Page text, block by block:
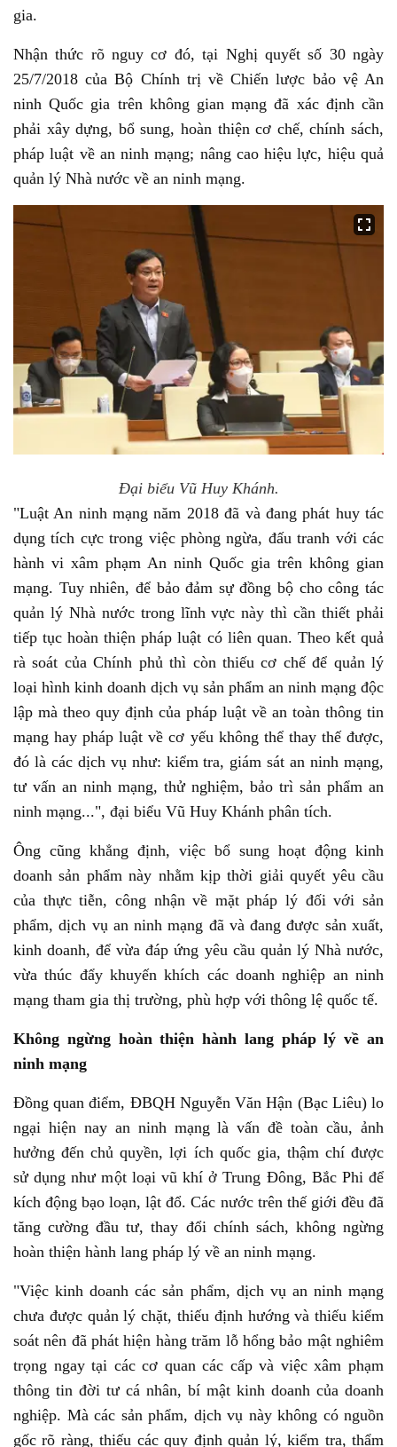
gia.
Nhận thức rõ nguy cơ đó, tại Nghị quyết số 30 ngày
25/7/2018 của Bộ Chính trị về Chiến lược bảo vệ An
ninh Quốc gia trên không gian mạng đã xác định cần
phải xây dựng, bổ sung, hoàn thiện cơ chế, chính sách,
pháp luật về an ninh mạng; nâng cao hiệu lực, hiệu quả
quản lý Nhà nước về an ninh mạng.
Đại biểu Vũ Huy Khánh.
"Luật An ninh mạng năm 2018 đã và đang phát huy tác
dụng tích cực trong việc phòng ngừa, đấu tranh với các
hành vi xâm phạm An ninh Quốc gia trên không gian
mạng. Tuy nhiên, để bảo đảm sự đồng bộ cho công tác
quản lý Nhà nước trong lĩnh vực này thì cần thiết phải
tiếp tục hoàn thiện pháp luật có liên quan. Theo kết quả
rà soát của Chính phủ thì còn thiếu cơ chế để quản lý
loại hình kinh doanh dịch vụ sản phẩm an ninh mạng độc
lập mà theo quy định của pháp luật về an toàn thông tin
mạng hay pháp luật về cơ yếu không thể thay thế được,
đó là các dịch vụ như: kiểm tra, giám sát an ninh mạng,
tư vấn an ninh mạng, thử nghiệm, bảo trì sản phẩm an
ninh mạng...", đại biểu Vũ Huy Khánh phân tích.
Ông cũng khẳng định, việc bổ sung hoạt động kinh
doanh sản phẩm này nhằm kịp thời giải quyết yêu cầu
của thực tiễn, công nhận về mặt pháp lý đối với sản
phẩm, dịch vụ an ninh mạng đã và đang được sản xuất,
kinh doanh, để vừa đáp ứng yêu cầu quản lý Nhà nước,
vừa thúc đẩy khuyến khích các doanh nghiệp an ninh
mạng tham gia thị trường, phù hợp với thông lệ quốc tế.
Không ngừng hoàn thiện hành lang pháp lý về an
ninh mạng
Đồng quan điểm, ĐBQH Nguyễn Văn Hận (Bạc Liêu) lo
ngại hiện nay an ninh mạng là vấn đề toàn cầu, ảnh
hưởng đến chủ quyền, lợi ích quốc gia, thậm chí được
sử dụng như một loại vũ khí ở Trung Đông, Bắc Phi để
kích động bạo loạn, lật đổ. Các nước trên thế giới đều đã
tăng cường đầu tư, thay đổi chính sách, không ngừng
hoàn thiện hành lang pháp lý về an ninh mạng.
"Việc kinh doanh các sản phẩm, dịch vụ an ninh mạng
chưa được quản lý chặt, thiếu định hướng và thiếu kiểm
soát nên đã phát hiện hàng trăm lỗ hổng bảo mật nghiêm
trọng ngay tại các cơ quan các cấp và việc xâm phạm
thông tin đời tư cá nhân, bí mật kinh doanh của doanh
nghiệp. Mà các sản phẩm, dịch vụ này không có nguồn
gốc rõ ràng, thiếu các quy định quản lý, kiểm tra, thẩm